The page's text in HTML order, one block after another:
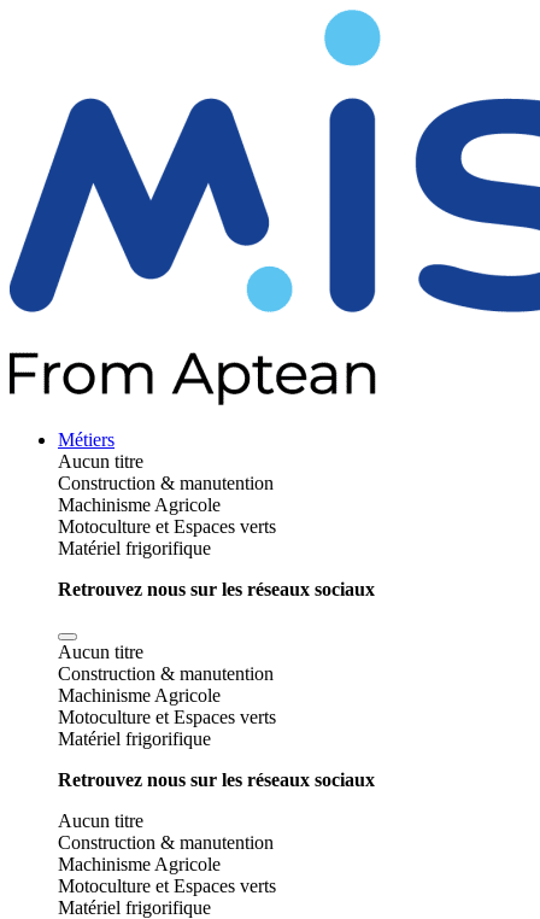
Métiers
Aucun titre
Construction & manutention
Machinisme Agricole
Motoculture et Espaces verts
Matériel frigorifique
Retrouvez nous sur les réseaux sociaux
Aucun titre
Construction & manutention
Machinisme Agricole
Motoculture et Espaces verts
Matériel frigorifique
Retrouvez nous sur les réseaux sociaux
Aucun titre
Construction & manutention
Machinisme Agricole
Motoculture et Espaces verts
Matériel frigorifique